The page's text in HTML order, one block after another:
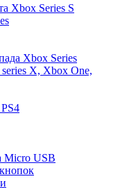
Xbox Series S
Xbox Series
X, Xbox One,
Micro USB